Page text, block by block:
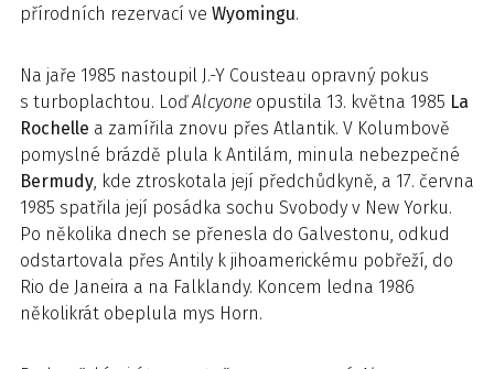
přírodních rezervací ve Wyomingu.
Na jaře 1985 nastoupil J.-Y Cousteau opravný pokus
s turboplachtou. LoďAlcyone opustila 13. května 1985 La
Rochelle a zamířila znovu přes Atlantik. V Kolumbově
pomyslné brázdě plula k Antilám, minula nebezpečné
Bermudy, kde ztroskotala její předchůdkyně, a 17. června
1985 spatřila její posádka sochu Svobody v New Yorku.
Po několika dnech se přenesla do Galvestonu, odkud
odstartovala přes Antily k jihoamerickému pobřeží, do
Rio de Janeira a na Falklandy. Koncem ledna 1986
několikrát obeplula mys Horn.